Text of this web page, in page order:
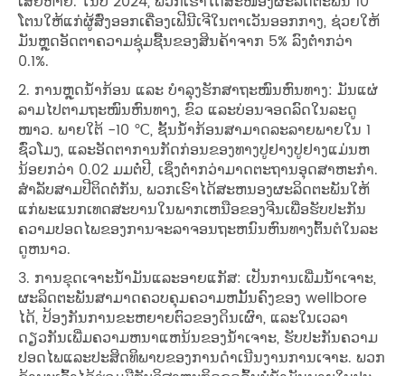
ໂຕນໃຫ້ແກ່ຜູ້ສົ່ງອອກເຄື່ອງເຟີນີເຈີໃນຕາເວັນອອກກາງ, ຊ່ວຍໃຫ້
ມັນຫຼຸດອັດຕາຄວາມຊຸ່ມຊື້ນຂອງສິນຄ້າຈາກ 5% ລົງຕໍ່າກວ່າ
0.1%.
2. ການຫຼຸດນ້ຳກ້ອນ ແລະ ບຳລຸງຮັກສາຖະໜົນຫົນທາງ: ມັນແຜ່
ລາມໄປຕາມຖະໜົນຫົນທາງ, ຂົວ ແລະບ່ອນຈອດລົດໃນລະດູ
ໜາວ. ພາຍໃຕ້ -10 ℃, ຊັ້ນນ້ໍາກ້ອນສາມາດລະລາຍພາຍໃນ 1
ຊົ່ວໂມງ, ແລະອັດຕາການກັດກ່ອນຂອງທາງປູຢາງປູຢາງແມ່ນຫ
ນ້ອຍກວ່າ 0.02 ມມຕໍ່ປີ, ເຊິ່ງຕ່ໍາກວ່າມາດຕະຖານອຸດສາຫະກໍາ.
ສໍາລັບສາມປີຕິດຕໍ່ກັນ, ພວກເຮົາໄດ້ສະຫນອງຜະລິດຕະພັນໃຫ້
ແກ່ພະແນກເທດສະບານໃນພາກເຫນືອຂອງຈີນເພື່ອຮັບປະກັນ
ຄວາມປອດໄພຂອງການຈະລາຈອນຖະຫນົນຫົນທາງຕົ້ນຕໍໃນລະ
ດູຫນາວ.
3. ການຂຸດເຈາະນ້ໍາມັນແລະອາຍແກັສ: ເປັນການເພີ່ມນ້ໍາເຈາະ,
ຜະລິດຕະພັນສາມາດຄວບຄຸມຄວາມຫມັ້ນຄົງຂອງ wellbore
ໄດ້, ປ້ອງກັນການຂະຫຍາຍຕົວຂອງດິນເຜົາ, ແລະໃນເວລາ
ດຽວກັນເພີ່ມຄວາມຫນາແຫນ້ນຂອງນ້ໍາເຈາະ, ຮັບປະກັນຄວາມ
ປອດໄພແລະປະສິດທິພາບຂອງການດໍາເນີນງານການເຈາະ. ພວກ​